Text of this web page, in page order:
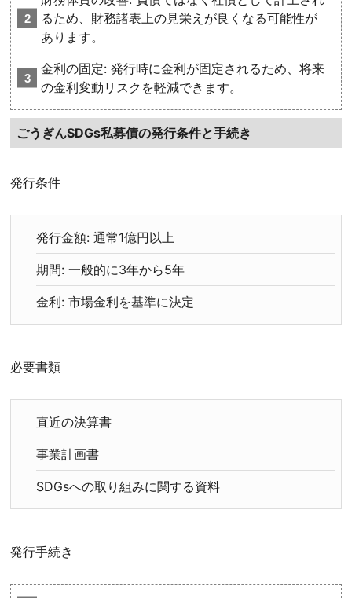
るため、財務諸表上の見栄えが良くなる可能性が
あります。
金利の固定: 発行時に金利が固定されるため、将来
の金利変動リスクを軽減できます。
ごうぎんSDGs私募債の発行条件と手続き
発行条件
発行金額: 通常1億円以上
期間: 一般的に3年から5年
金利: 市場金利を基準に決定
必要書類
直近の決算書
事業計画書
SDGsへの取り組みに関する資料
発行手続き